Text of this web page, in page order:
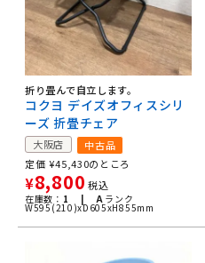
折り畳んで自立します。
コクヨ デイズオフィスシリ
ーズ 折畳チェア
大阪店
中古品
定価 ¥45,430のところ
¥8,800 税込
在庫数： 1 | Aランク
W595(210)xD605xH855mm